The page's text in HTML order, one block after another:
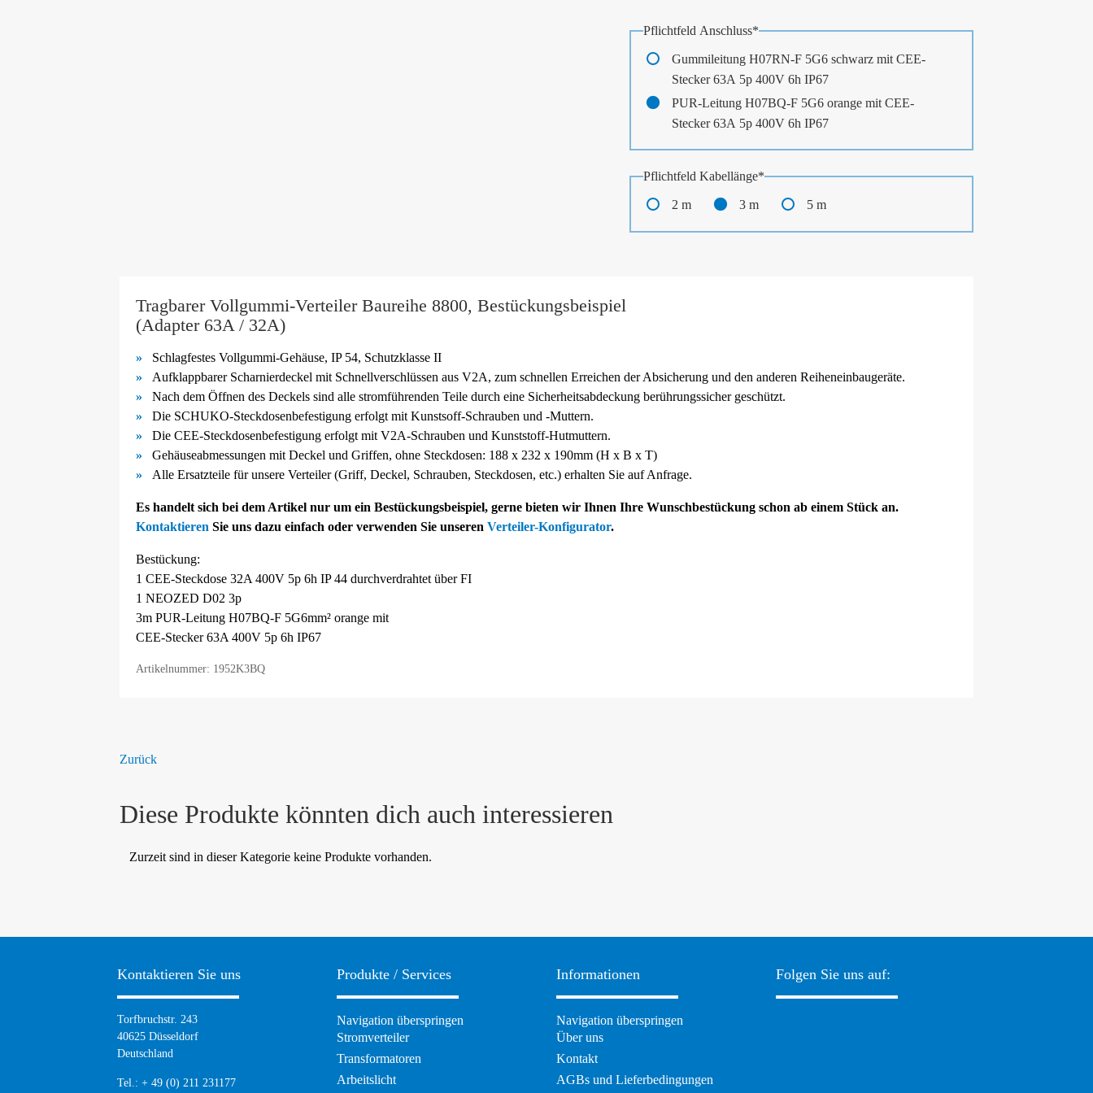
Pflichtfeld Anschluss*
Gummileitung H07RN-F 5G6 schwarz mit CEE-
Stecker 63A 5p 400V 6h IP67
PUR-Leitung H07BQ-F 5G6 orange mit CEE-
Stecker 63A 5p 400V 6h IP67
Pflichtfeld Kabellänge*
2 m 3 m 5 m
Tragbarer Vollgummi-Verteiler Baureihe 8800, Bestückungsbeispiel
(Adapter 63A / 32A)
Schlagfestes Vollgummi-Gehäuse, IP 54, Schutzklasse II
Aufklappbarer Scharnierdeckel mit Schnellverschlüssen aus V2A, zum schnellen Erreichen der Absicherung und den anderen Reiheneinbaugeräte.
Nach dem Öffnen des Deckels sind alle stromführenden Teile durch eine Sicherheitsabdeckung berührungssicher geschützt.
Die SCHUKO-Steckdosenbefestigung erfolgt mit Kunstsoff-Schrauben und -Muttern.
Die CEE-Steckdosenbefestigung erfolgt mit V2A-Schrauben und Kunststoff-Hutmuttern.
Gehäuseabmessungen mit Deckel und Griffen, ohne Steckdosen: 188 x 232 x 190mm (H x B x T)
Alle Ersatzteile für unsere Verteiler (Griff, Deckel, Schrauben, Steckdosen, etc.) erhalten Sie auf Anfrage.
Es handelt sich bei dem Artikel nur um ein Bestückungsbeispiel, gerne bieten wir Ihnen Ihre Wunschbestückung schon ab einem Stück an.
Kontaktieren Sie uns dazu einfach oder verwenden Sie unseren Verteiler-Konfigurator.
Bestückung:
1 CEE-Steckdose 32A 400V 5p 6h IP 44 durchverdrahtet über FI
1 NEOZED D02 3p
3m PUR-Leitung H07BQ-F 5G6mm² orange mit
CEE-Stecker 63A 400V 5p 6h IP67
Artikelnummer: 1952K3BQ
Zurück
Diese Produkte könnten dich auch interessieren
Zurzeit sind in dieser Kategorie keine Produkte vorhanden.
Kontaktieren Sie uns
Torfbruchstr. 243
40625 Düsseldorf
Deutschland
Tel.: + 49 (0) 211 231177
Produkte / Services
Navigation überspringen
Stromverteiler
Transformatoren
Arbeitslicht
Informationen
Navigation überspringen
Über uns
Kontakt
AGBs und Lieferbedingungen
Folgen Sie uns auf: